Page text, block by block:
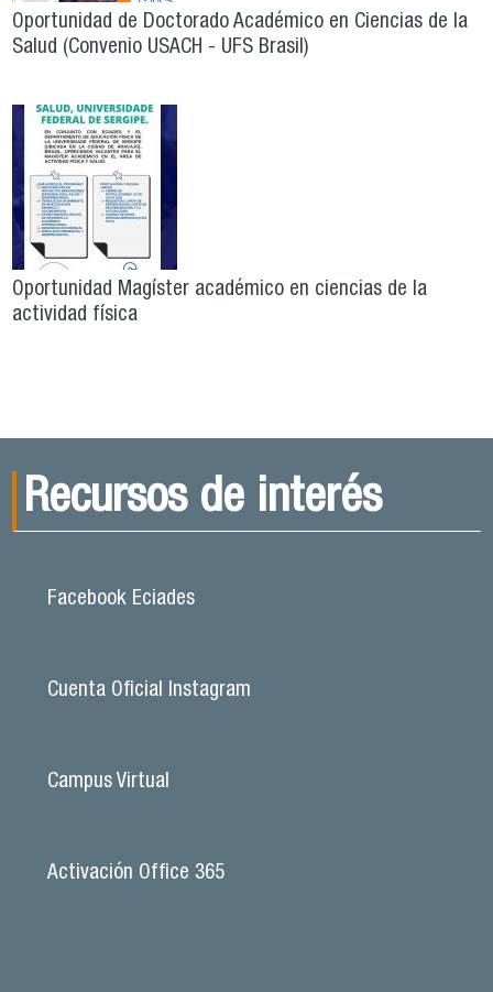
Oportunidad de Doctorado Académico en Ciencias de la
Salud (Convenio USACH - UFS Brasil)
Oportunidad Magíster académico en ciencias de la
actividad física
Recursos de interés
Facebook Eciades
Cuenta Oficial Instagram
Campus Virtual
Activación Office 365